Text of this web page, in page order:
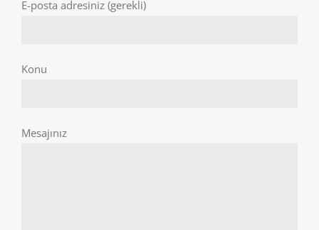
E-posta adresiniz (gerekli)
Konu
Mesajınız